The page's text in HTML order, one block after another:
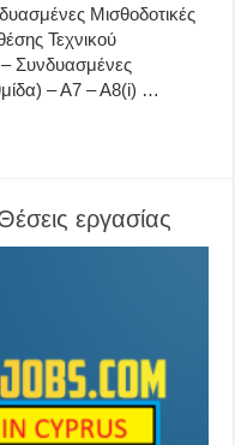
Μισθοδοτικές
Τεχνικού
Συνδυασμένες
– Α7 – Α8(i) …
εργασίας